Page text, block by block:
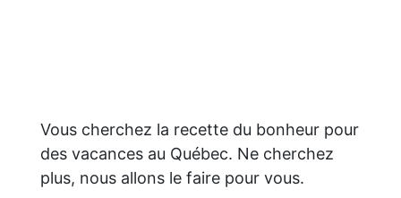
Vous cherchez la recette du bonheur pour
des vacances au Québec. Ne cherchez
plus, nous allons le faire pour vous.